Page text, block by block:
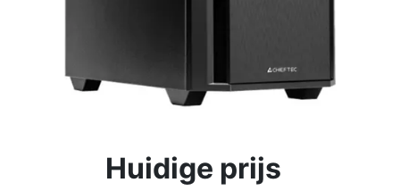
Huidige prijs